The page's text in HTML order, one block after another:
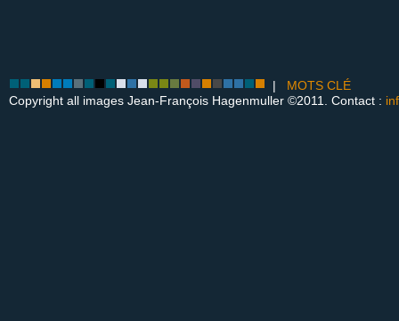
| MOTS CLÉ
Copyright all images Jean-François Hagenmuller ©2011. Contact :